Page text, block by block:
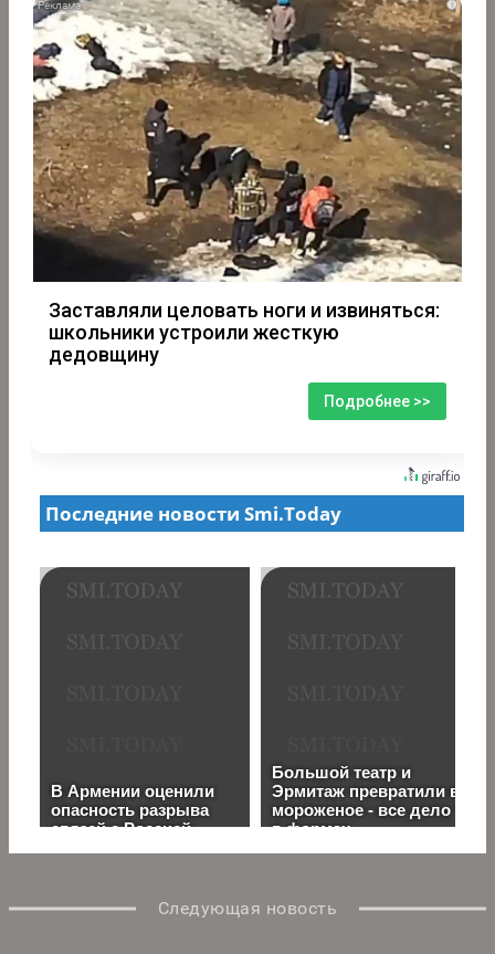
i
Заставляли целовать ноги и извиняться:
школьники устроили жесткую
дедовщину
Подробнее >>
Следующая новость